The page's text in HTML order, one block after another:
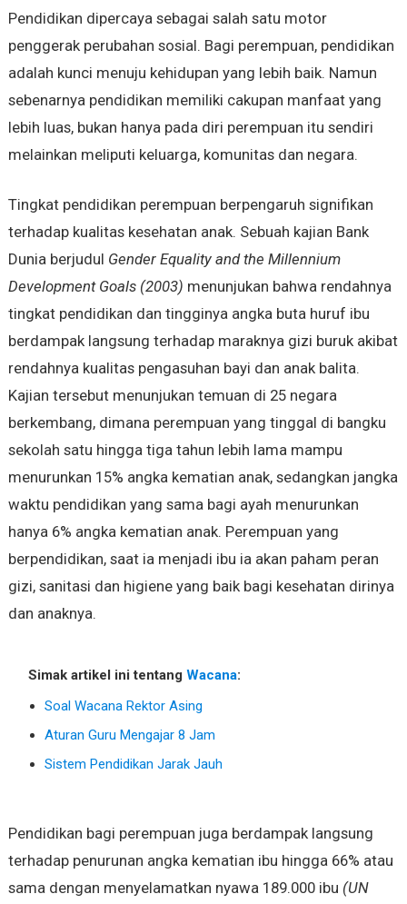
Pendidikan dipercaya sebagai salah satu motor
penggerak perubahan sosial. Bagi perempuan, pendidikan
adalah kunci menuju kehidupan yang lebih baik. Namun
sebenarnya pendidikan memiliki cakupan manfaat yang
lebih luas, bukan hanya pada diri perempuan itu sendiri
melainkan meliputi keluarga, komunitas dan negara.
Tingkat pendidikan perempuan berpengaruh signifikan
terhadap kualitas kesehatan anak. Sebuah kajian Bank
Dunia berjudul Gender Equality and the Millennium
Development Goals (2003) menunjukan bahwa rendahnya
tingkat pendidikan dan tingginya angka buta huruf ibu
berdampak langsung terhadap maraknya gizi buruk akibat
rendahnya kualitas pengasuhan bayi dan anak balita.
Kajian tersebut menunjukan temuan di 25 negara
berkembang, dimana perempuan yang tinggal di bangku
sekolah satu hingga tiga tahun lebih lama mampu
menurunkan 15% angka kematian anak, sedangkan jangka
waktu pendidikan yang sama bagi ayah menurunkan
hanya 6% angka kematian anak. Perempuan yang
berpendidikan, saat ia menjadi ibu ia akan paham peran
gizi, sanitasi dan higiene yang baik bagi kesehatan dirinya
dan anaknya.
Simak artikel ini tentang Wacana:
Soal Wacana Rektor Asing
Aturan Guru Mengajar 8 Jam
Sistem Pendidikan Jarak Jauh
Pendidikan bagi perempuan juga berdampak langsung
terhadap penurunan angka kematian ibu hingga 66% atau
sama dengan menyelamatkan nyawa 189.000 ibu (UN